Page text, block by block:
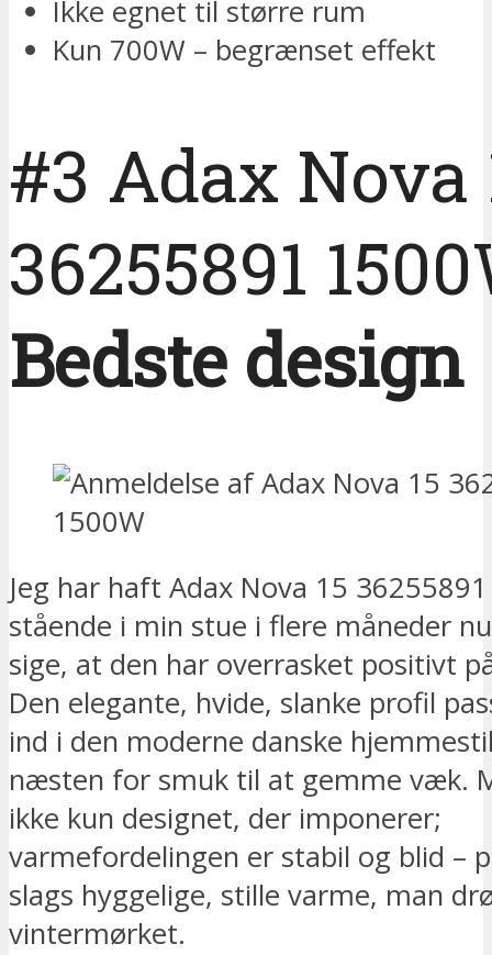
Ikke egnet til større rum
Kun 700W – begrænset effekt
#3 Adax Nova
36255891
Bedste design
Jeg har haft Adax Nova 15
stående i min stue i flere måneder
sige, at den har overrasket positivt
Den elegante, hvide, slanke profil
ind i den moderne danske
næsten for smuk til at gemme væk.
ikke kun designet, der imponerer;
varmefordelingen er stabil og blid –
slags hyggelige, stille varme, man
vintermørket.